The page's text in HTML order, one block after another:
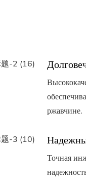
ржавчине.
Точная